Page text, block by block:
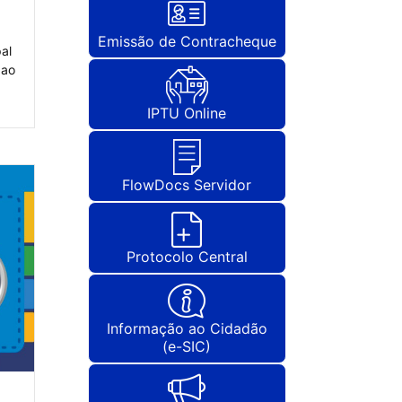
Emissão de Contracheque
IPTU Online
FlowDocs Servidor
Protocolo Central
Informação ao Cidadão
(e-SIC)